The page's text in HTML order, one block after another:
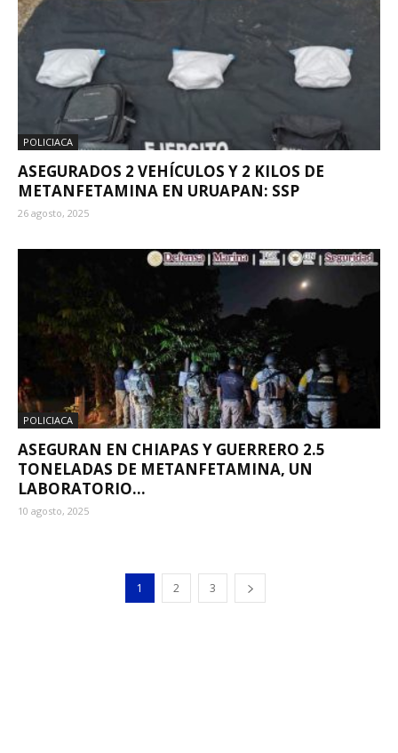
POLICIACA
ASEGURADOS 2 VEHÍCULOS Y 2 KILOS DE
METANFETAMINA EN URUAPAN: SSP
26 agosto, 2025
POLICIACA
ASEGURAN EN CHIAPAS Y GUERRERO 2.5
TONELADAS DE METANFETAMINA, UN
LABORATORIO...
10 agosto, 2025
1 2 3